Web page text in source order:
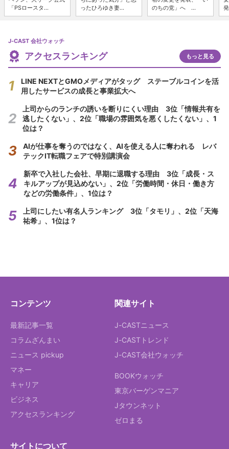
「PSロースタ...
ったひろゆき妻...
のちの党」へ ...
J-CAST 会社ウォッチ
アクセスランキング もっと見る
LINE NEXTとGMOメディアがタッグ ステーブルコインを活
用したサービスの成長と事業拡大へ
上司からのランチの誘いを断りにくい理由 3位「情報共有を
逃したくない」、2位「職場の雰囲気を悪くしたくない」、1
位は？
AIが仕事を奪うのではなく、AIを使える人に奪われる レバ
テックIT転職フェアで特別講演会
新卒で入社した会社、早期に退職する理由 3位「成長・ス
キルアップが見込めない」、2位「労働時間・休日・働き方
などの労働条件」、1位は？
上司にしたい有名人ランキング 3位「タモリ」、2位「天海
祐希」、1位は？
コンテンツ
最新記事一覧
コラムざんまい
ニュース pickup
マネー
キャリア
ビジネス
アクセスランキング
関連サイト
J-CASTニュース
J-CASTトレンド
J-CAST会社ウォッチ
BOOKウォッチ
東京バーゲンマニア
Jタウンネット
ゼロまる
サイトについて